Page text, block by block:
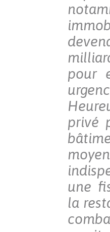
pour
privé
une
la